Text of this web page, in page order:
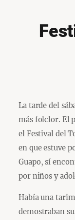
La tarde del
más folclor. El
el Festival del
en que estuve
Guapo, sí
por niños y
Había una
demostraban